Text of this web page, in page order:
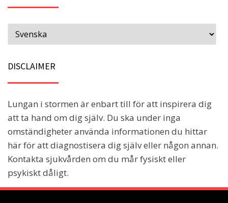
DISCLAIMER
Lungan i stormen är enbart till för att inspirera dig
att ta hand om dig själv. Du ska under inga
omständigheter använda informationen du hittar
här för att diagnostisera dig själv eller någon annan.
Kontakta sjukvården om du mår fysiskt eller
psykiskt dåligt.